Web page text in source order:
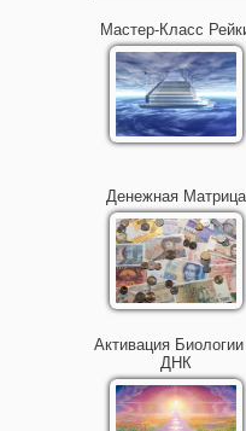
Мастер-Класс
Денежная Матрица
Активация
ДНК